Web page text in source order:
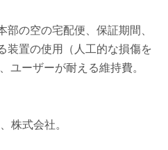
の空の宅配便、保証期間、
装置の使用（人工的な損傷を
ユーザーが耐える維持費。
株式会社。